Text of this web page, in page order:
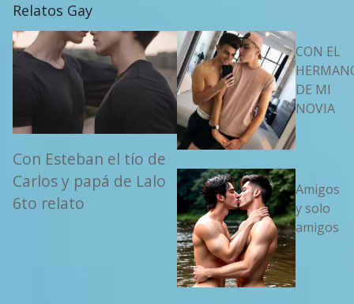
Relatos Gay
Con Esteban el tío de
Carlos y papá de Lalo
6to relato
CON EL
DE MI
NOVIA
Amigos
y solo
amigos